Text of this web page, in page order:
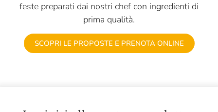
Montaraz
Negrini
feste preparati dai nostri chef con ingredienti di
prima qualità.
SCOPRI LE PROPOSTE E PRENOTA ONLINE